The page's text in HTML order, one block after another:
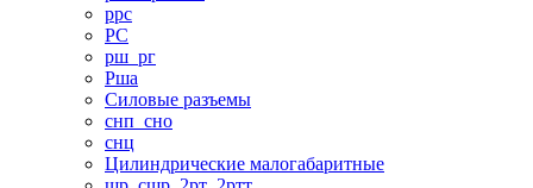
ррс
РС
рш_рг
Рша
Силовые разъемы
снп_сно
снц
Цилиндрические малогабаритные